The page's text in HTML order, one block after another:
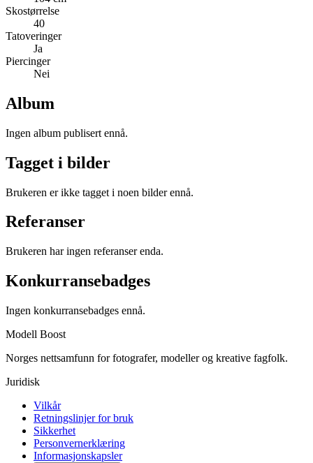
Skostørrelse
40
Tatoveringer
Ja
Piercinger
Nei
Album
Ingen album publisert ennå.
Tagget i bilder
Brukeren er ikke tagget i noen bilder ennå.
Referanser
Brukeren har ingen referanser enda.
Konkurransebadges
Ingen konkurransebadges ennå.
Modell Boost
Norges nettsamfunn for fotografer, modeller og kreative fagfolk.
Juridisk
Vilkår
Retningslinjer for bruk
Sikkerhet
Personvernerklæring
Informasjonskapsler